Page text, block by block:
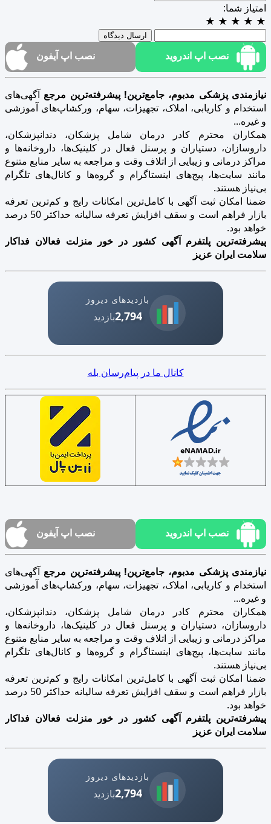
امتیاز شما:
★
★
★
★
★
ارسال دیدگاه
نصب اپ اندروید نصب اپ آیفون
نیازمندی پزشکی مدبوم، جامع‌ترین! پیشرفته‌ترین مرجع آگهی‌های
استخدام و کاریابی، املاک، تجهیزات، سهام، ورکشاپ‌های آموزشی
و غیره...
همکاران محترم کادر درمان شامل پزشکان، دندانپزشکان،
داروسازان، دستیاران و پرسنل فعال در کلینیک‌ها، داروخانه‌ها و
مراکز درمانی و زیبایی از اتلاف وقت و مراجعه به سایر منابع متنوع
مانند سایت‌ها، پیج‌های اینستاگرام و گروه‌ها و کانال‌های تلگرام
بی‌نیاز هستند.
ضمنا امکان ثبت آگهی با کامل‌ترین امکانات رایج و کم‌ترین تعرفه
بازار فراهم است و سقف افزایش تعرفه سالیانه حداکثر 50 درصد
خواهد بود.
پیشرفته‌ترین پلتفرم آگهی کشور در خور منزلت فعالان فداکار
سلامت ایران عزیز
بازدیدهای دیروز
2,794بازدید
کانال ما در پیام‌رسان بله
نصب اپ اندروید نصب اپ آیفون
نیازمندی پزشکی مدبوم، جامع‌ترین! پیشرفته‌ترین مرجع آگهی‌های
استخدام و کاریابی، املاک، تجهیزات، سهام، ورکشاپ‌های آموزشی
و غیره...
همکاران محترم کادر درمان شامل پزشکان، دندانپزشکان،
داروسازان، دستیاران و پرسنل فعال در کلینیک‌ها، داروخانه‌ها و
مراکز درمانی و زیبایی از اتلاف وقت و مراجعه به سایر منابع متنوع
مانند سایت‌ها، پیج‌های اینستاگرام و گروه‌ها و کانال‌های تلگرام
بی‌نیاز هستند.
ضمنا امکان ثبت آگهی با کامل‌ترین امکانات رایج و کم‌ترین تعرفه
بازار فراهم است و سقف افزایش تعرفه سالیانه حداکثر 50 درصد
خواهد بود.
پیشرفته‌ترین پلتفرم آگهی کشور در خور منزلت فعالان فداکار
سلامت ایران عزیز
بازدیدهای دیروز
2,794بازدید